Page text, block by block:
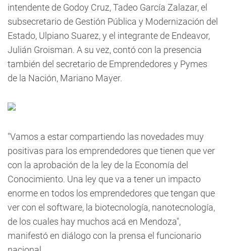
intendente de Godoy Cruz, Tadeo García Zalazar, el
subsecretario de Gestión Pública y Modernización del
Estado, Ulpiano Suarez, y el integrante de Endeavor,
Julián Groisman. A su vez, contó con la presencia
también del secretario de Emprendedores y Pymes
de la Nación, Mariano Mayer.
"Vamos a estar compartiendo las novedades muy
positivas para los emprendedores que tienen que ver
con la aprobación de la ley de la Economía del
Conocimiento. Una ley que va a tener un impacto
enorme en todos los emprendedores que tengan que
ver con el software, la biotecnología, nanotecnología,
de los cuales hay muchos acá en Mendoza",
manifestó en diálogo con la prensa el funcionario